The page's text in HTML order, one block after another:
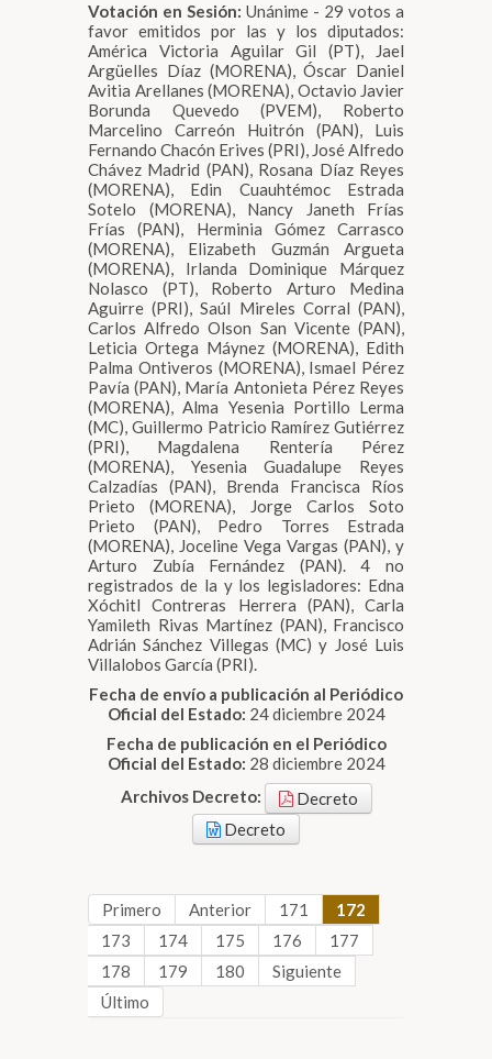
Votación en Sesión: Unánime - 29 votos a
favor emitidos por las y los diputados:
América Victoria Aguilar Gil (PT), Jael
Argüelles Díaz (MORENA), Óscar Daniel
Avitia Arellanes (MORENA), Octavio Javier
Borunda Quevedo (PVEM), Roberto
Marcelino Carreón Huitrón (PAN), Luis
Fernando Chacón Erives (PRI), José Alfredo
Chávez Madrid (PAN), Rosana Díaz Reyes
(MORENA), Edin Cuauhtémoc Estrada
Sotelo (MORENA), Nancy Janeth Frías
Frías (PAN), Herminia Gómez Carrasco
(MORENA), Elizabeth Guzmán Argueta
(MORENA), Irlanda Dominique Márquez
Nolasco (PT), Roberto Arturo Medina
Aguirre (PRI), Saúl Mireles Corral (PAN),
Carlos Alfredo Olson San Vicente (PAN),
Leticia Ortega Máynez (MORENA), Edith
Palma Ontiveros (MORENA), Ismael Pérez
Pavía (PAN), María Antonieta Pérez Reyes
(MORENA), Alma Yesenia Portillo Lerma
(MC), Guillermo Patricio Ramírez Gutiérrez
(PRI), Magdalena Rentería Pérez
(MORENA), Yesenia Guadalupe Reyes
Calzadías (PAN), Brenda Francisca Ríos
Prieto (MORENA), Jorge Carlos Soto
Prieto (PAN), Pedro Torres Estrada
(MORENA), Joceline Vega Vargas (PAN), y
Arturo Zubía Fernández (PAN). 4 no
registrados de la y los legisladores: Edna
Xóchitl Contreras Herrera (PAN), Carla
Yamileth Rivas Martínez (PAN), Francisco
Adrián Sánchez Villegas (MC) y José Luis
Villalobos García (PRI).
Fecha de envío a publicación al Periódico
Oficial del Estado: 24 diciembre 2024
Fecha de publicación en el Periódico
Oficial del Estado: 28 diciembre 2024
Archivos Decreto:
Decreto
Decreto
Primero Anterior 171
172
173
174 175 176
177
178
179 180
Siguiente
Último